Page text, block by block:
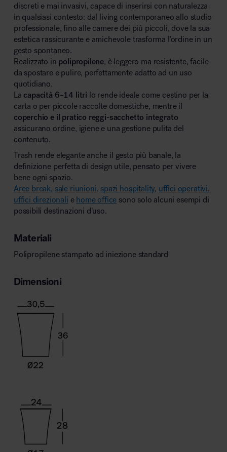
discreti e mai invasivi, capace di inserirsi con naturalezza
in qualsiasi contesto: dal living contemporaneo allo studio
professionale, fino alle camere dei più piccoli, dove la sua
estetica rassicurante e amichevole trasforma l’ordine in un
gesto spontaneo.
Realizzato in polipropilene, è leggero ma resistente, facile
da spostare e pulire, perfettamente adatto ad un uso
quotidiano.
La capacità 6–14 litri lo rende ideale come cestino per la
carta o per piccole raccolte domestiche, mentre il
coperchio e il pratico reggi-sacchetto integrato
assicurano ordine, igiene e una gestione pulita del
contenuto.
Trash rende elegante anche il gesto più banale, la
definizione perfetta di design utile, pensato per vivere
bene ogni spazio.
Aree break, sale riunioni, spazi hospitality, uffici operativi,
uffici direzionali e home office sono solo alcuni esempi di
possibili destinazioni d’uso.
Materiali
Polipropilene stampato ad iniezione standard
Dimensioni